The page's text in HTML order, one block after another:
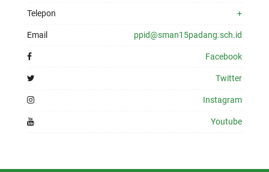
Telepon +
Email ppid@sman15padang.sch.id
Facebook
Twitter
Instagram
Youtube